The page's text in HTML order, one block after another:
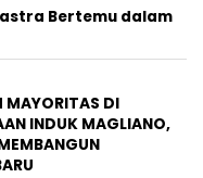
Bertemu dalam
MAYORITAS DI
INDUK MAGLIANO,